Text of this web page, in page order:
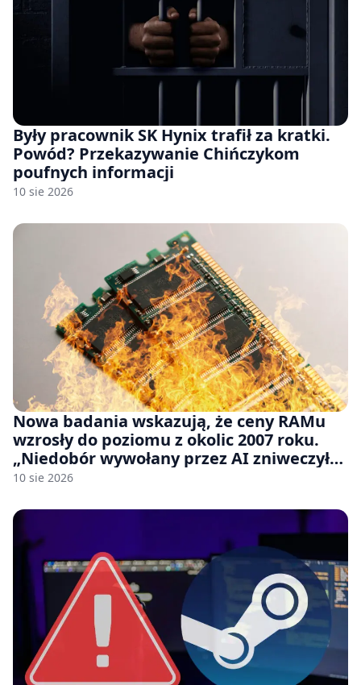
Były pracownik SK Hynix trafił za kratki.
Powód? Przekazywanie Chińczykom
poufnych informacji
10 sie 2026
Nowa badania wskazują, że ceny RAMu
wzrosły do poziomu z okolic 2007 roku.
„Niedobór wywołany przez AI zniweczył
20 lat postępów w ciągu zaledwie kilku
10 sie 2026